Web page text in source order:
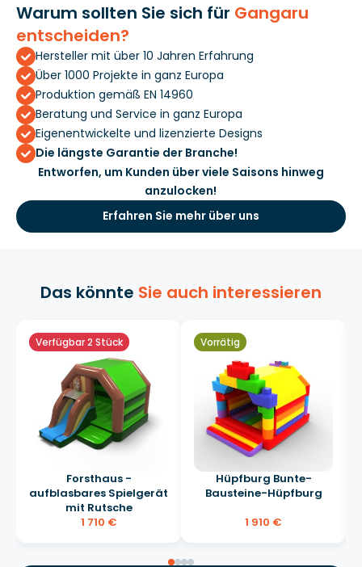
Warum sollten Sie sich für Gangaru
entscheiden?
Hersteller mit über 10 Jahren Erfahrung
Über 1000 Projekte in ganz Europa
Produktion gemäß EN 14960
Beratung und Service in ganz Europa
Eigenentwickelte und lizenzierte Designs
Die längste Garantie der Branche!
Entworfen, um Kunden über viele Saisons hinweg
anzulocken!
Erfahren Sie mehr über uns
Das könnte Sie auch interessieren
Verfügbar 2 Stück
Forsthaus -
aufblasbares Spielgerät
mit Rutsche
1 710 €
Vorrätig
Hüpfburg Bunte-
Bausteine-Hüpfburg
1 910 €